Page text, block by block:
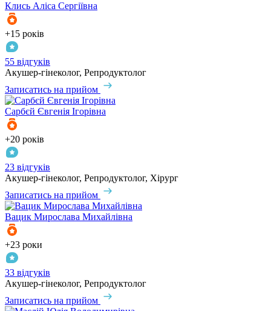
Клись Аліса Сергіївна
+15 років
55 відгуків
Акушер-гінеколог, Репродуктолог
Записатись на прийом
Сарбєй Євгенія Ігорівна
+20 років
23 відгуків
Акушер-гінеколог, Репродуктолог, Хірург
Записатись на прийом
Вацик Мирослава Михайлівна
+23 роки
33 відгуків
Акушер-гінеколог, Репродуктолог
Записатись на прийом